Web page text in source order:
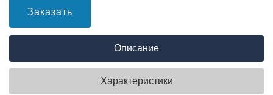
Заказать
Описание
Характеристики